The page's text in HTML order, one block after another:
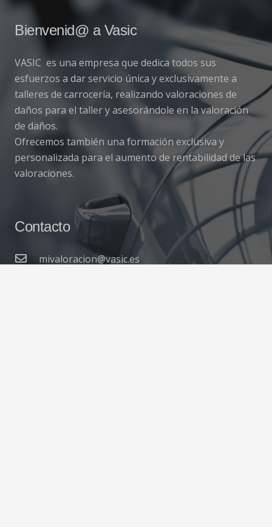
Bienvenid@ a Vasic
VASIC es una empresa que dedica todos sus
esfuerzos a dar servicio única y exclusivamente a
talleres de carrocería, realizando valoraciones de
daños para el taller y asesorándole en la valoración
de daños.
Ofrecemos también una formación exclusiva y
personalizada para el aumento de rentabilidad de las
valoraciones.
Contacto
mivaloracion@vasic.es